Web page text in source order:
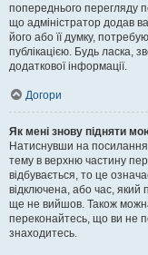
попереднього перегляду
що адміністратор додав
його або її думку,
публікацією. Будь ласка,
додаткової інформації.
Догори
Як мені знову підняти
Натиснувши на посилання
тему в верхню частину
відбувається, то це
відключена, або час, який
ще не вийшов. Також
переконайтесь, що ви не
знаходитесь.